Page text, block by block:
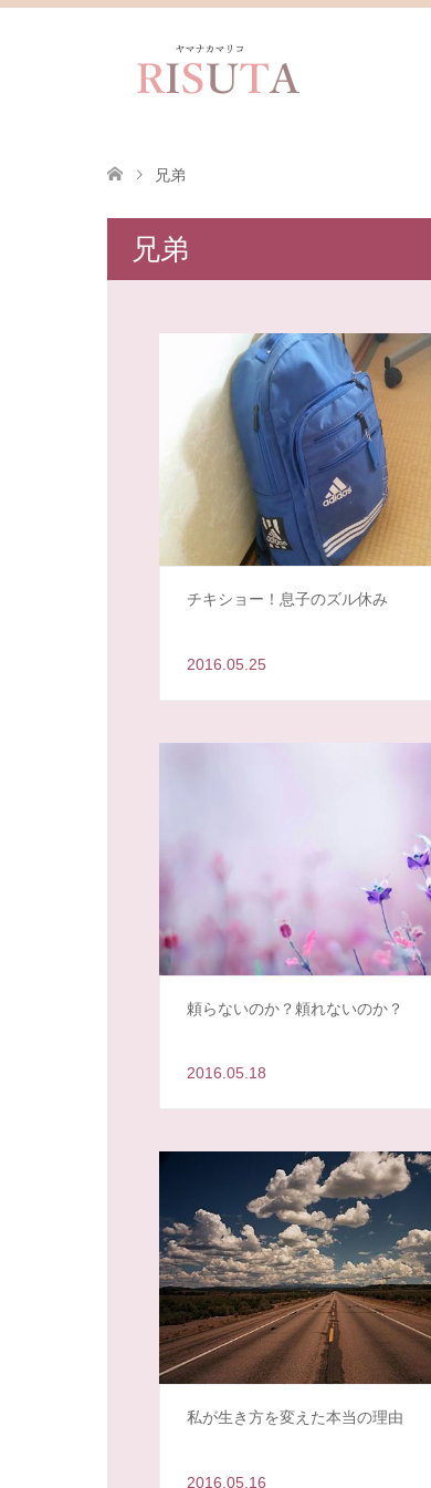
兄弟
兄弟
チキショー！息子のズル休み
2016.05.25
頼らないのか？頼れないのか？
2016.05.18
私が生き方を変えた本当の理由
2016.05.16